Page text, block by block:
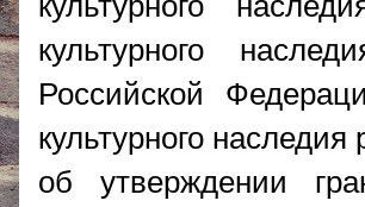
культурного
Российской
культурного наследия
об утверждении